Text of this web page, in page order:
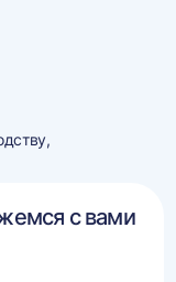
с вами